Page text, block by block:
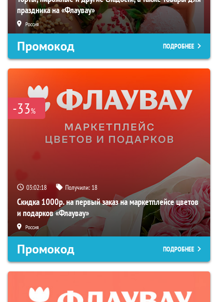
праздника на «Флаувау»
Россия
Промокод ПОДРОБНЕЕ
-33%
03:02:17 Получили: 18
Скидка 1000р. на первый заказ на маркетплейсе цветов
и подарков «Флаувау»
Россия
Промокод ПОДРОБНЕЕ